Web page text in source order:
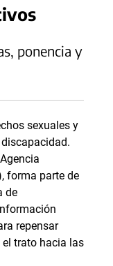
ponencia y
sexuales y
forma parte de
de
repensar
el trato hacia las